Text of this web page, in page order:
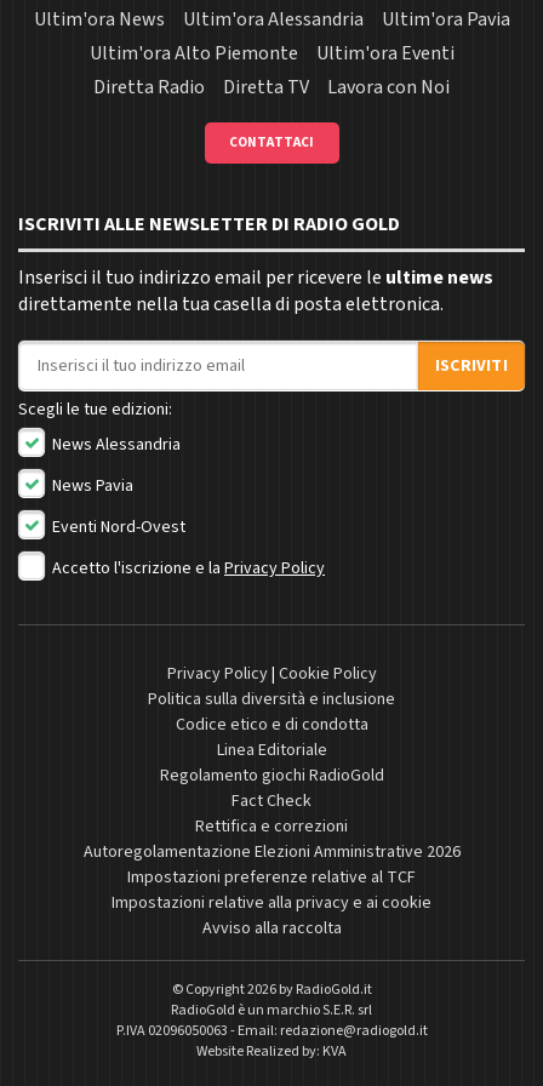
Ultim'ora News
Ultim'ora Alessandria
Ultim'ora Pavia
Ultim'ora Alto Piemonte
Ultim'ora Eventi
Diretta Radio
Diretta TV Lavora con Noi
CONTATTACI
ISCRIVITI ALLE NEWSLETTER DI RADIO GOLD
Inserisci il tuo indirizzo email per ricevere le ultime news
direttamente nella tua casella di posta elettronica.
Indirizzo email
ISCRIVITI
Scegli le tue edizioni:
News Alessandria
News Pavia
Eventi Nord-Ovest
Accetto l'iscrizione e la Privacy Policy
Privacy Policy| Cookie Policy
Politica sulla diversità e inclusione
Codice etico e di condotta
Linea Editoriale
Regolamento giochi RadioGold
Fact Check
Rettifica e correzioni
Autoregolamentazione Elezioni Amministrative 2026
Impostazioni preferenze relative al TCF
Impostazioni relative alla privacy e ai cookie
Avviso alla raccolta
© Copyright 2026 byRadioGold.it
RadioGold è un marchio S.E.R. srl
P.IVA 02096050063 - Email: redazione@radiogold.it
Website Realized by: KVA